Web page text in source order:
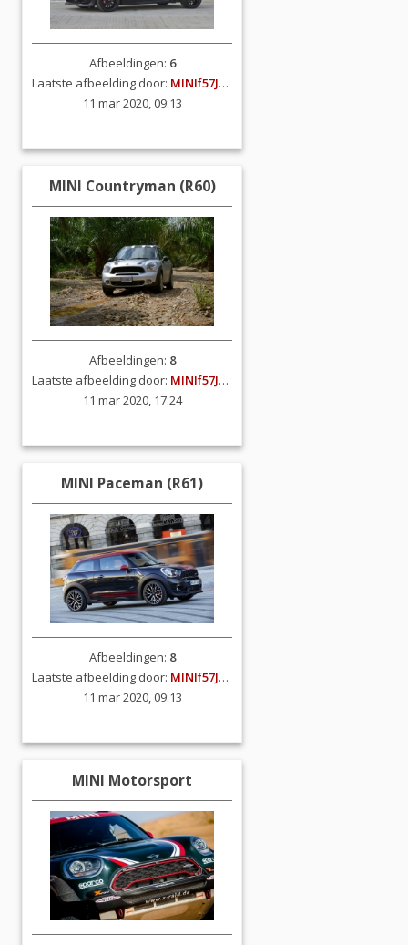
Afbeeldingen: 6
Laatste afbeelding door: MINIf57JCW
11 mar 2020, 09:13
MINI Countryman (R60)
Afbeeldingen: 8
Laatste afbeelding door: MINIf57JCW
11 mar 2020, 17:24
MINI Paceman (R61)
Afbeeldingen: 8
Laatste afbeelding door: MINIf57JCW
11 mar 2020, 09:13
MINI Motorsport